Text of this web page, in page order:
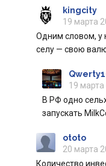
kingcity
19 марта
Одним словом, у
селу — свою
19 марта
В РФ одно
запускать
ototo
20 марта
Количество